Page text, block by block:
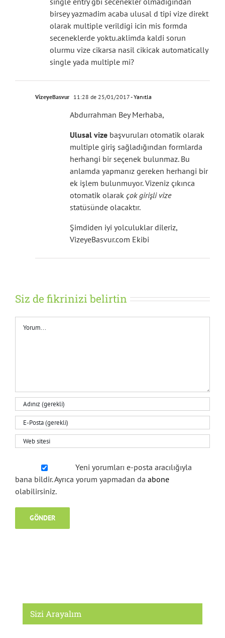
birsey yazmadim acaba ulusal d tipi vize direkt
olarak multiple verildigi icin mis formda
seceneklerde yoktu.aklimda kaldi sorun
olurmu vize cikarsa nasil cikicak automatically
single yada multiple mi?
VizeyeBasvur 11:28 de 25/01/2017- Yanıtla
Abdurrahman Bey Merhaba,
Ulusal vize başvuruları otomatik olarak
multiple giriş sağladığından formlarda
herhangi bir seçenek bulunmaz. Bu
anlamda yapmanız gereken herhangi bir
ek işlem bulunmuyor. Vizeniz çıkınca
otomatik olarak çok girişli vize
statüsünde olacaktır.
Şimdiden iyi yolculuklar dileriz,
VizeyeBasvur.com Ekibi
Siz de fikrinizi belirtin
Yeni yorumları e-posta aracılığıyla
bana bildir. Ayrıca yorum yapmadan da abone
olabilirsiniz.
Sizi Arayalım